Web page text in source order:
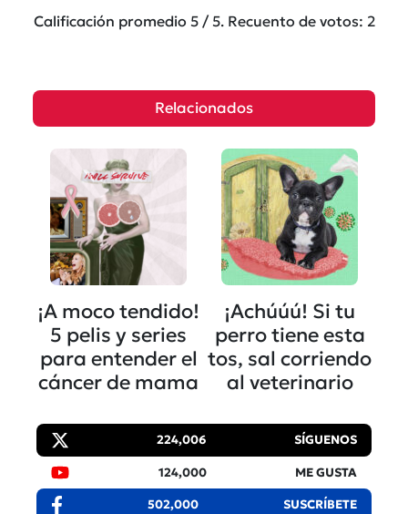
Calificación promedio 5/ 5. Recuento de votos: 2
Relacionados
¡A moco tendido!
5 pelis y series
para entender el
cáncer de mama
¡Achúúú! Si tu
perro tiene esta
tos, sal corriendo
al veterinario
224,006 SÍGUENOS
124,000 ME GUSTA
502,000 SUSCRÍBETE